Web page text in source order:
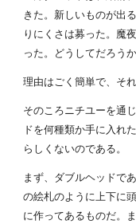
きた。新しいものが出
りにくさは募った。魔
った。どうしてだろうか
理由はごく簡単で、そ
そのころニチユーを通
ドを何種類か手に入れ
らしくないのである。
まず、ダブルヘッドで
の絵札のように上下に
に作ってあるものだ。